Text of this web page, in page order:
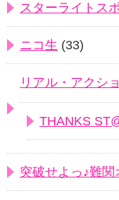
スターライトス
ニコ生 (33)
リアル・アクシ
THANKS
突破せよっ♪難